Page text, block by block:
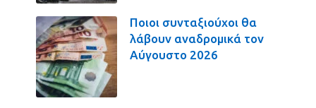
Ποιοι συνταξιούχοι θα
λάβουν αναδρομικά τον
Αύγουστο 2026